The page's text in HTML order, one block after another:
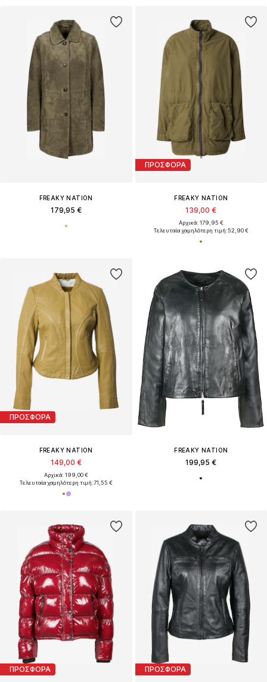
FREAKY NATION
179,95 €
ΠΡΟΣΦΟΡΑ
FREAKY NATION
139,00 €
Αρχικά: 179,95 €
Τελευταία χαμηλότερη τιμή:52,90 €
ΠΡΟΣΦΟΡΑ
FREAKY NATION
149,00 €
Αρχικά: 199,00 €
Τελευταία χαμηλότερη τιμή:71,55 €
FREAKY NATION
199,95 €
ΠΡΟΣΦΟΡΑ ΠΡΟΣΦΟΡΑ